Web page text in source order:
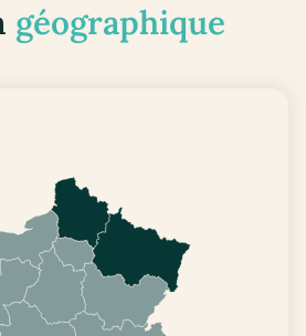
géographique